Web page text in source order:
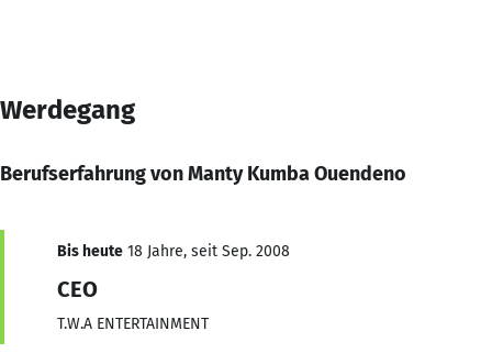
Werdegang
Berufserfahrung von Manty Kumba Ouendeno
Bis heute 18 Jahre, seit Sep. 2008
CEO
T.W.A ENTERTAINMENT